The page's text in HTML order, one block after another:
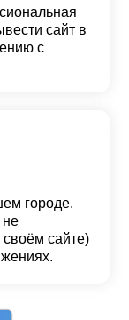
сайт в
с
городе.
не
своём сайте)